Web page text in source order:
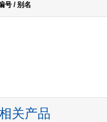
号 / 别名
关产品